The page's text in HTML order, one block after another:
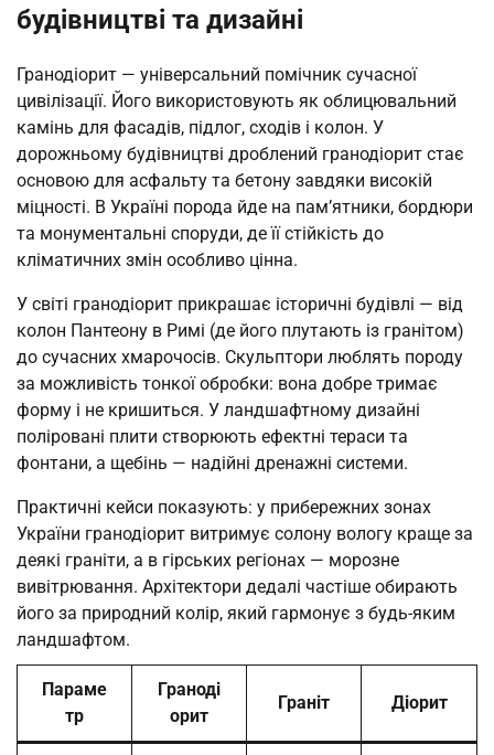
будівництві та дизайні
Гранодіорит — універсальний помічник сучасної
цивілізації. Його використовують як облицювальний
камінь для фасадів, підлог, сходів і колон. У
дорожньому будівництві дроблений гранодіорит стає
основою для асфальту та бетону завдяки високій
міцності. В Україні порода йде на пам’ятники, бордюри
та монументальні споруди, де її стійкість до
кліматичних змін особливо цінна.
У світі гранодіорит прикрашає історичні будівлі — від
колон Пантеону в Римі (де його плутають із гранітом)
до сучасних хмарочосів. Скульптори люблять породу
за можливість тонкої обробки: вона добре тримає
форму і не кришиться. У ландшафтному дизайні
поліровані плити створюють ефектні тераси та
фонтани, а щебінь — надійні дренажні системи.
Практичні кейси показують: у прибережних зонах
України гранодіорит витримує солону вологу краще за
деякі граніти, а в гірських регіонах — морозне
вивітрювання. Архітектори дедалі частіше обирають
його за природний колір, який гармонує з будь-яким
ландшафтом.
Параме
тр
Граноді
орит
Граніт Діорит